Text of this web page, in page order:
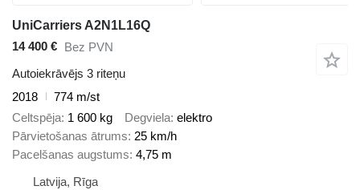
UniCarriers A2N1L16Q
14 400 € Bez PVN
Autoiekrāvējs 3 riteņu
2018
774 m/st
Celtspēja 1 600 kg Degviela elektro
Pārvietošanas ātrums 25 km/h
Pacelšanas augstums 4,75 m
Latvija, Rīga